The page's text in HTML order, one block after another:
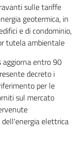
sulle tariffe
geotermica, in
e di condominio,
tutela ambientale
aggiorna entro 90
decreto i
per le
sul mercato
elettrica